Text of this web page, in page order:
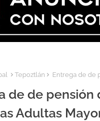
Tepoztlán Entrega de de
de de pensión
Adultas